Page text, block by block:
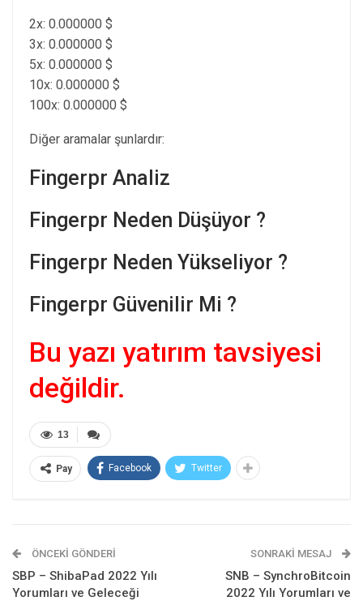
2x: 0.000000 $
3x: 0.000000 $
5x: 0.000000 $
10x: 0.000000 $
100x: 0.000000 $
Diğer aramalar şunlardır:
Fingerpr Analiz
Fingerpr Neden Düşüyor ?
Fingerpr Neden Yükseliyor ?
Fingerpr Güvenilir Mi ?
Bu yazı yatırım tavsiyesi
değildir.
13
Pay Facebook Twitter
ÖNCEKI GÖNDERI
SBP – ShibaPad 2022 Yılı
Yorumları ve Geleceği
SONRAKI MESAJ
SNB – SynchroBitcoin
2022 Yılı Yorumları ve